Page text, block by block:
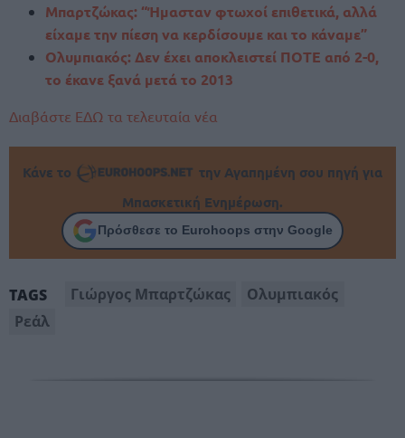
Μπαρτζώκας: “Ήμασταν φτωχοί επιθετικά, αλλά
είχαμε την πίεση να κερδίσουμε και το κάναμε”
Ολυμπιακός: Δεν έχει αποκλειστεί ΠΟΤΕ από 2-0,
το έκανε ξανά μετά το 2013
Διαβάστε ΕΔΩ τα τελευταία νέα
Κάνε το
την Αγαπημένη σου πηγή για
Μπασκετική Ενημέρωση.
Πρόσθεσε το Eurohoops στην Google
TAGS Γιώργος Μπαρτζώκας
Ολυμπιακός
Ρεάλ